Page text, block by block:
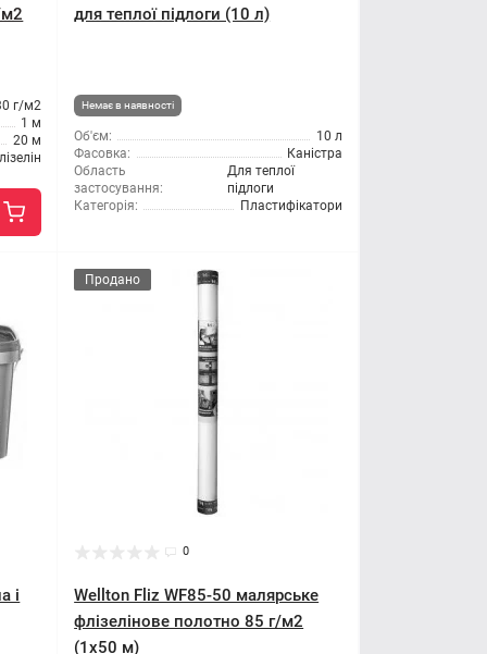
м2
г/м2
1 м
20 м
для теплої підлоги (10 л)
Немає в наявності
Об'єм:
10 л
Фасовка:
Каністра
Область
застосування:
Для теплої
підлоги
Категорія:
Пластифікатори
і
Продано
0
Wellton Fliz WF85-50 малярське
флізелінове полотно 85 г/м2
(1x50 м)